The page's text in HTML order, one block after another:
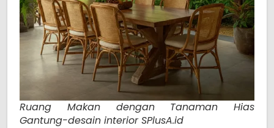
Ruang Makan dengan Tanaman Hias
Gantung-desain interior SPlusA.id